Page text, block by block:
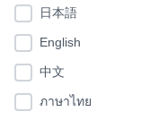
日本語
English
中文
ภาษาไทย